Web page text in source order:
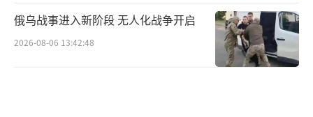
任编辑：卢其龙 CM0882）
俄乌战事进入新阶段 无人化战争开启
2026-08-06 13:42:48